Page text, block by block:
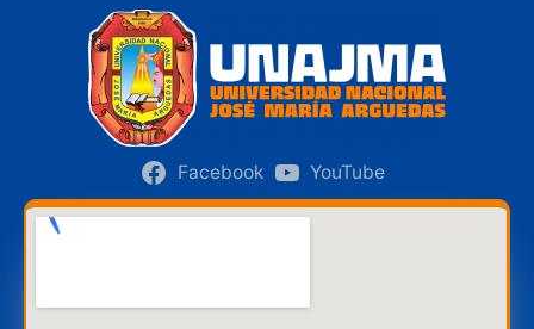
Facebook YouTube